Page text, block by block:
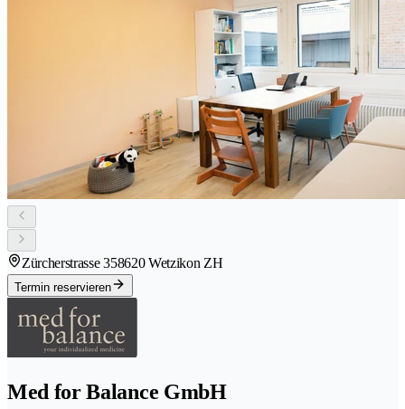
Zürcherstrasse 358620 Wetzikon ZH
Termin reservieren
Med for Balance GmbH